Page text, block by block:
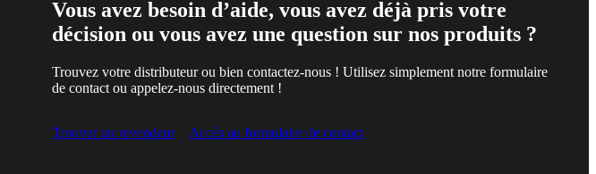
Vous avez besoin d’aide, vous avez déjà pris votre
décision ou vous avez une question sur nos produits ?
Trouvez votre distributeur ou bien contactez-nous ! Utilisez simplement notre formulaire
de contact ou appelez-nous directement !
Trouver un revendeur Accès au formulaire de contact